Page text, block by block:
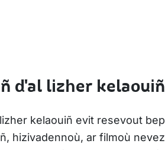
d'al lizher kelaouiñ
kelaouiñ evit resevout bep
hizivadennoù, ar filmoù nevez